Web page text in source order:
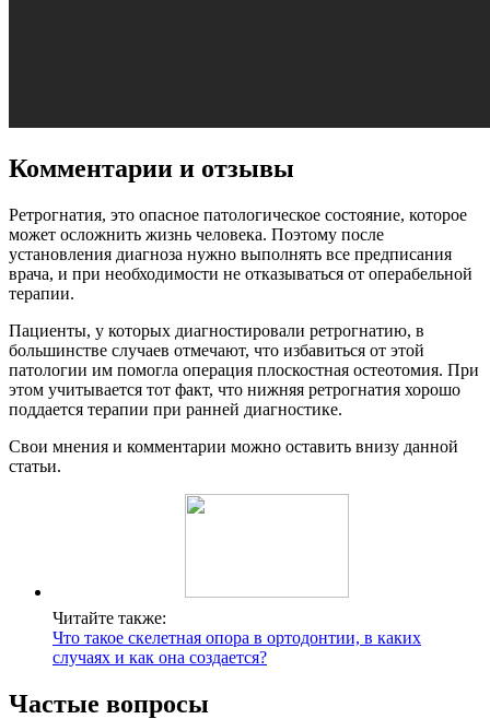
Комментарии и отзывы
Ретрогнатия, это опасное патологическое состояние, которое
может осложнить жизнь человека. Поэтому после
установления диагноза нужно выполнять все предписания
врача, и при необходимости не отказываться от операбельной
терапии.
Пациенты, у которых диагностировали ретрогнатию, в
большинстве случаев отмечают, что избавиться от этой
патологии им помогла операция плоскостная остеотомия. При
этом учитывается тот факт, что нижняя ретрогнатия хорошо
поддается терапии при ранней диагностике.
Свои мнения и комментарии можно оставить внизу данной
статьи.
Читайте также:
Что такое скелетная опора в ортодонтии, в каких
случаях и как она создается?
Частые вопросы